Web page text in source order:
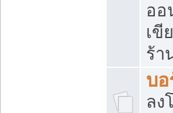
ออ
เขี
ร้า
บอ
ลง